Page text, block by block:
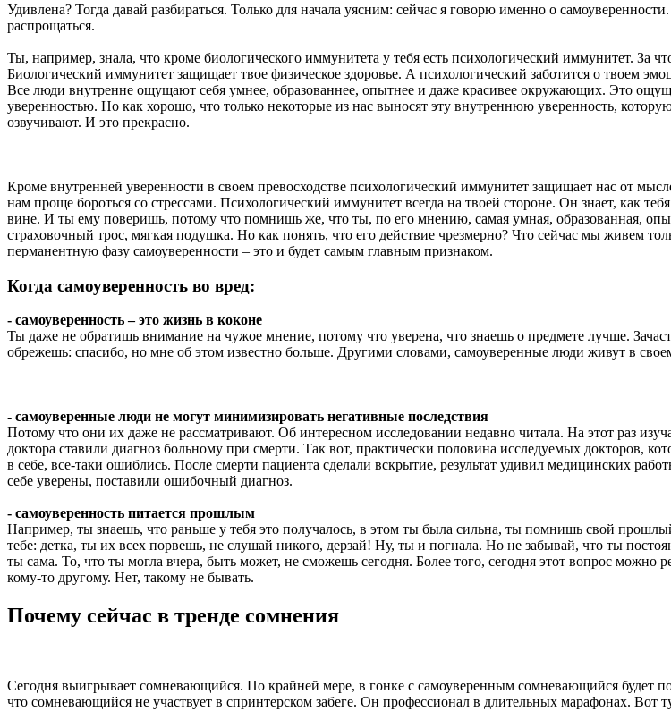
Удивлена? Тогда давай разбираться. Только для начала уясним: сейчас я говорю именно о
распрощаться.
Ты, например, знала, что кроме биологического иммунитета у тебя есть психологический иммунитет. За
Биологический иммунитет защищает твое физическое здоровье. А психологический заботится о твоем
Все люди внутренне ощущают себя умнее, образованнее, опытнее и даже красивее окружающих. Это
уверенностью. Но как хорошо, что только некоторые из нас выносят эту внутреннюю уверенность,
озвучивают. И это прекрасно.
Кроме внутренней уверенности в своем превосходстве психологический иммунитет защищает нас от
нам проще бороться со стрессами. Психологический иммунитет всегда на твоей стороне. Он знает, как
вине. И ты ему поверишь, потому что помнишь же, что ты, по его мнению, самая умная, образованная,
страховочный трос, мягкая подушка. Но как понять, что его действие чрезмерно? Что сейчас мы живем
перманентную фазу самоуверенности – это и будет самым главным признаком.
Когда самоуверенность во вред:
- самоуверенность – это жизнь в коконе
Ты даже не обратишь внимание на чужое мнение, потому что уверена, что знаешь о предмете лучше.
обрежешь: спасибо, но мне об этом известно больше. Другими словами, самоуверенные люди живут в
- самоуверенные люди не могут минимизировать негативные последствия
Потому что они их даже не рассматривают. Об интересном исследовании недавно читала. На этот раз
доктора ставили диагноз больному при смерти. Так вот, практически половина исследуемых докторов,
в себе, все-таки ошиблись. После смерти пациента сделали вскрытие, результат удивил медицинских
себе уверены, поставили ошибочный диагноз.
- самоуверенность питается прошлым
Например, ты знаешь, что раньше у тебя это получалось, в этом ты была сильна, ты помнишь свой
тебе: детка, ты их всех порвешь, не слушай никого, дерзай! Ну, ты и погнала. Но не забывай, что ты
ты сама. То, что ты могла вчера, быть может, не сможешь сегодня. Более того, сегодня этот вопрос
кому-то другому. Нет, такому не бывать.
Почему сейчас в тренде сомнения
Сегодня выигрывает сомневающийся. По крайней мере, в гонке с самоуверенным сомневающийся будет
что сомневающийся не участвует в спринтерском забеге. Он профессионал в длительных марафонах. Вот